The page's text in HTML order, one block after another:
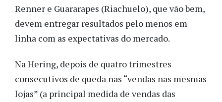
Renner e Guararapes (Riachuelo), que vão bem,
devem entregar resultados pelo menos em
linha com as expectativas do mercado.
Na Hering, depois de quatro trimestres
consecutivos de queda nas “vendas nas mesmas
lojas” (a principal medida de vendas das